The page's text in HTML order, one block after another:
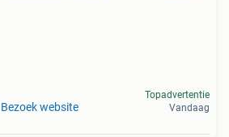
Bezoek website
Topadvertentie
Vandaag